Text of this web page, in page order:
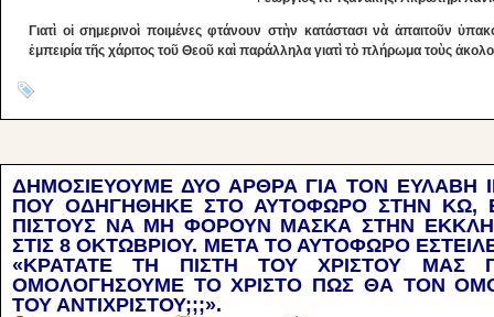
Γιατὶ οἱ σημερινοὶ ποιμένες φτάνουν στὴν κατάστασι νὰ ἀπαιτοῦν
ἐμπειρία τῆς χάριτος τοῦ Θεοῦ καὶ παράλληλα γιατὶ τὸ πλήρωμα τοὺς
ΔΗΜΟΣΙΕΥΟΥΜΕ ΔΥΟ ΑΡΘΡΑ ΓΙΑ ΤΟΝ ΕΥΛΑΒΗ
ΠΟΥ ΟΔΗΓΗΘΗΚΕ ΣΤΟ ΑΥΤΟΦΩΡΟ ΣΤΗΝ ΚΩ,
ΠΙΣΤΟΥΣ ΝΑ ΜΗ ΦΟΡΟΥΝ ΜΑΣΚΑ ΣΤΗΝ
ΣΤΙΣ 8 ΟΚΤΩΒΡΙΟΥ. ΜΕΤΑ ΤΟ ΑΥΤΟΦΩΡΟ
«ΚΡΑΤΑΤΕ ΤΗ ΠΙΣΤΗ ΤΟΥ ΧΡΙΣΤΟΥ
ΟΜΟΛΟΓΗΣΟΥΜΕ ΤΟ ΧΡΙΣΤΟ ΠΩΣ ΘΑ ΤΟΝ
ΤΟΥ ΑΝΤΙΧΡΙΣΤΟΥ;;;».